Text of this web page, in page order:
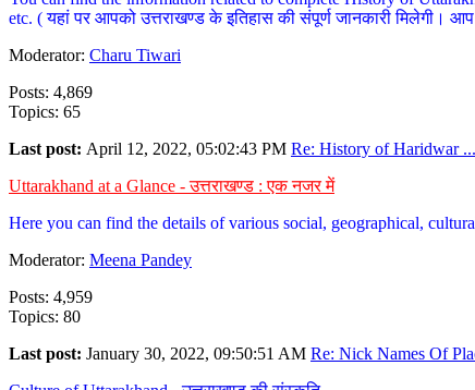
etc. ( यहां पर आपको उत्तराखण्ड के इतिहास की संपूर्ण जानकारी मिलेगी।
Moderator: Charu Tiwari
Posts: 4,869
Topics: 65
Last post: April 12, 2022, 05:02:43 PM Re: History of Haridwar ...
Uttarakhand at a Glance - उत्तराखण्ड : एक नजर में
Here you can find the details of various social, geographical,
Moderator: Meena Pandey
Posts: 4,959
Topics: 80
Last post: January 30, 2022, 09:50:51 AM Re: Nick Names Of